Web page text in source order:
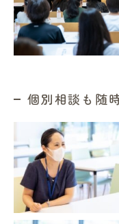
個別相談も随